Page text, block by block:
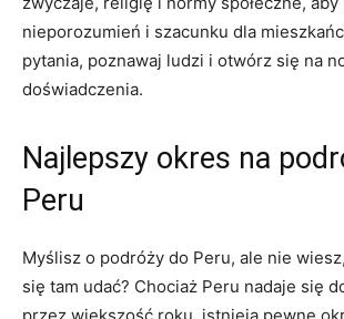
nieporozumień i szacunku dla‌
pytania, poznawaj ludzi‍ i​ otwórz się na
doświadczenia.
Najlepszy⁢ okres na
Peru
Myślisz o ‍podróży do Peru, ale ‌nie
się tam udać? ‌Chociaż Peru nadaje się